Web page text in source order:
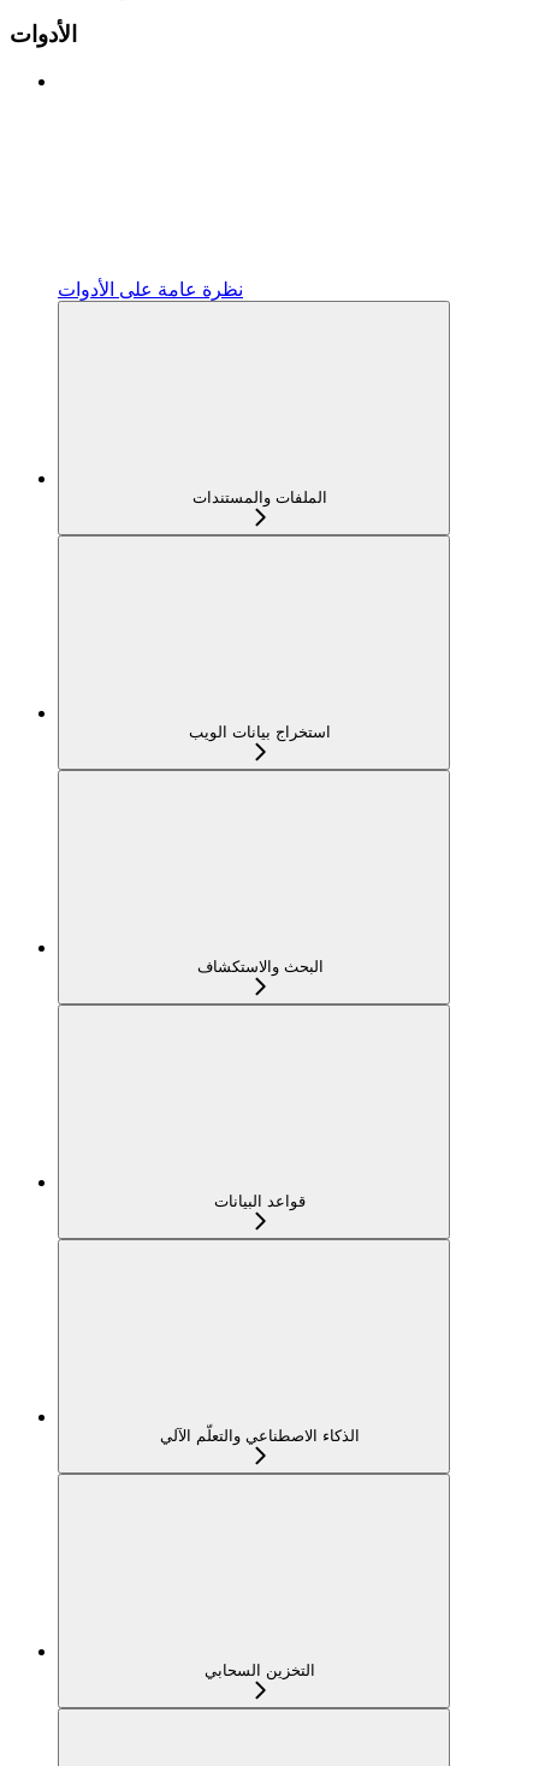
الأدوات
نظرة عامة على الأدوات
الملفات والمستندات
استخراج بيانات الويب
البحث والاستكشاف
قواعد البيانات
الذكاء الاصطناعي والتعلّم الآلي
التخزين السحابي